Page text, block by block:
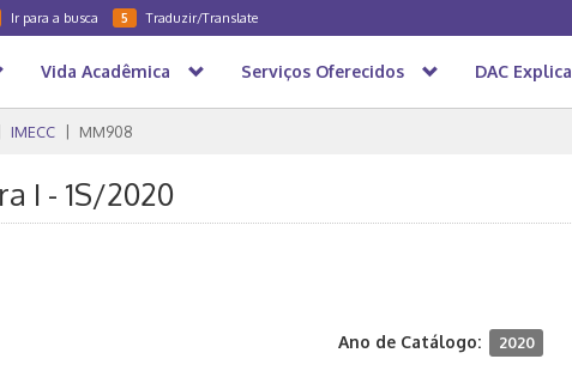
Ir para a busca 5 Traduzir/Translate
Vida Acadêmica Serviços Oferecidos DAC Explica
IMECC MM908
I - 1S/2020
Ano de Catálogo: 2020